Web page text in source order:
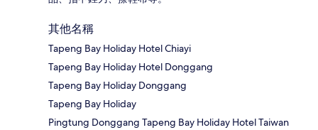
其他名稱
Tapeng Bay Holiday Hotel Chiayi
Tapeng Bay Holiday Hotel Donggang
Tapeng Bay Holiday Donggang
Tapeng Bay Holiday
Pingtung Donggang Tapeng Bay Holiday Hotel Taiwan